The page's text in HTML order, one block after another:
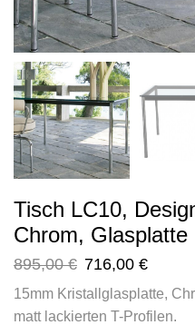
Tisch LC10,
Chrom, Glasplatte
895,00€ 716,00 €
15mm Kristallglasplatte,
matt lackierten T-Profilen.